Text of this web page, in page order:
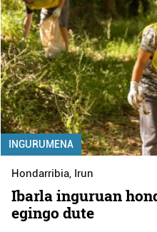
INGURUMENA
Hondarribia, Irun
Ibarla inguruan
egingo dute